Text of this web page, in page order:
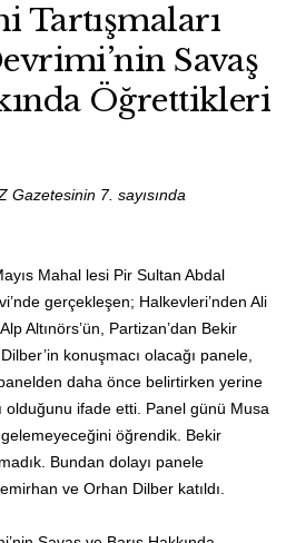
Tartışmaları
Savaş
Öğrettikleri
Gazetesinin 7. sayısında
Mahal lesi Pir Sultan Abdal
gerçekleşen; Halkevleri’nden Ali
Altınörs’ün, Partizan’dan Bekir
konuşmacı olacağı panele,
daha önce belirtirken yerine
olduğunu ifade etti. Panel günü Musa
gelemeyeceğini öğrendik. Bekir
Bundan dolayı panele
ve Orhan Dilber katıldı.